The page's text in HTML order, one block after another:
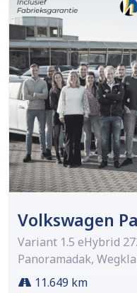
Volkswagen
Variant 1.5 eHybrid
Panoramadak,
11.649 km